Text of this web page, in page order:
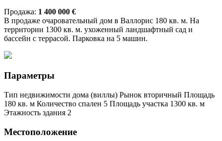
Продажа: 1 400 000 €
В продаже очаровательный дом в Валлорис 180 кв. м. На
территории 1300 кв. м. ухоженный ландшафтный сад и
бассейн с террасой. Парковка на 5 машин.
Параметры
Тип недвижимости дома (виллы) Рынок вторичный Площадь
180 кв. м Количество спален 5 Площадь участка 1300 кв. м
Этажность здания 2
Местоположение